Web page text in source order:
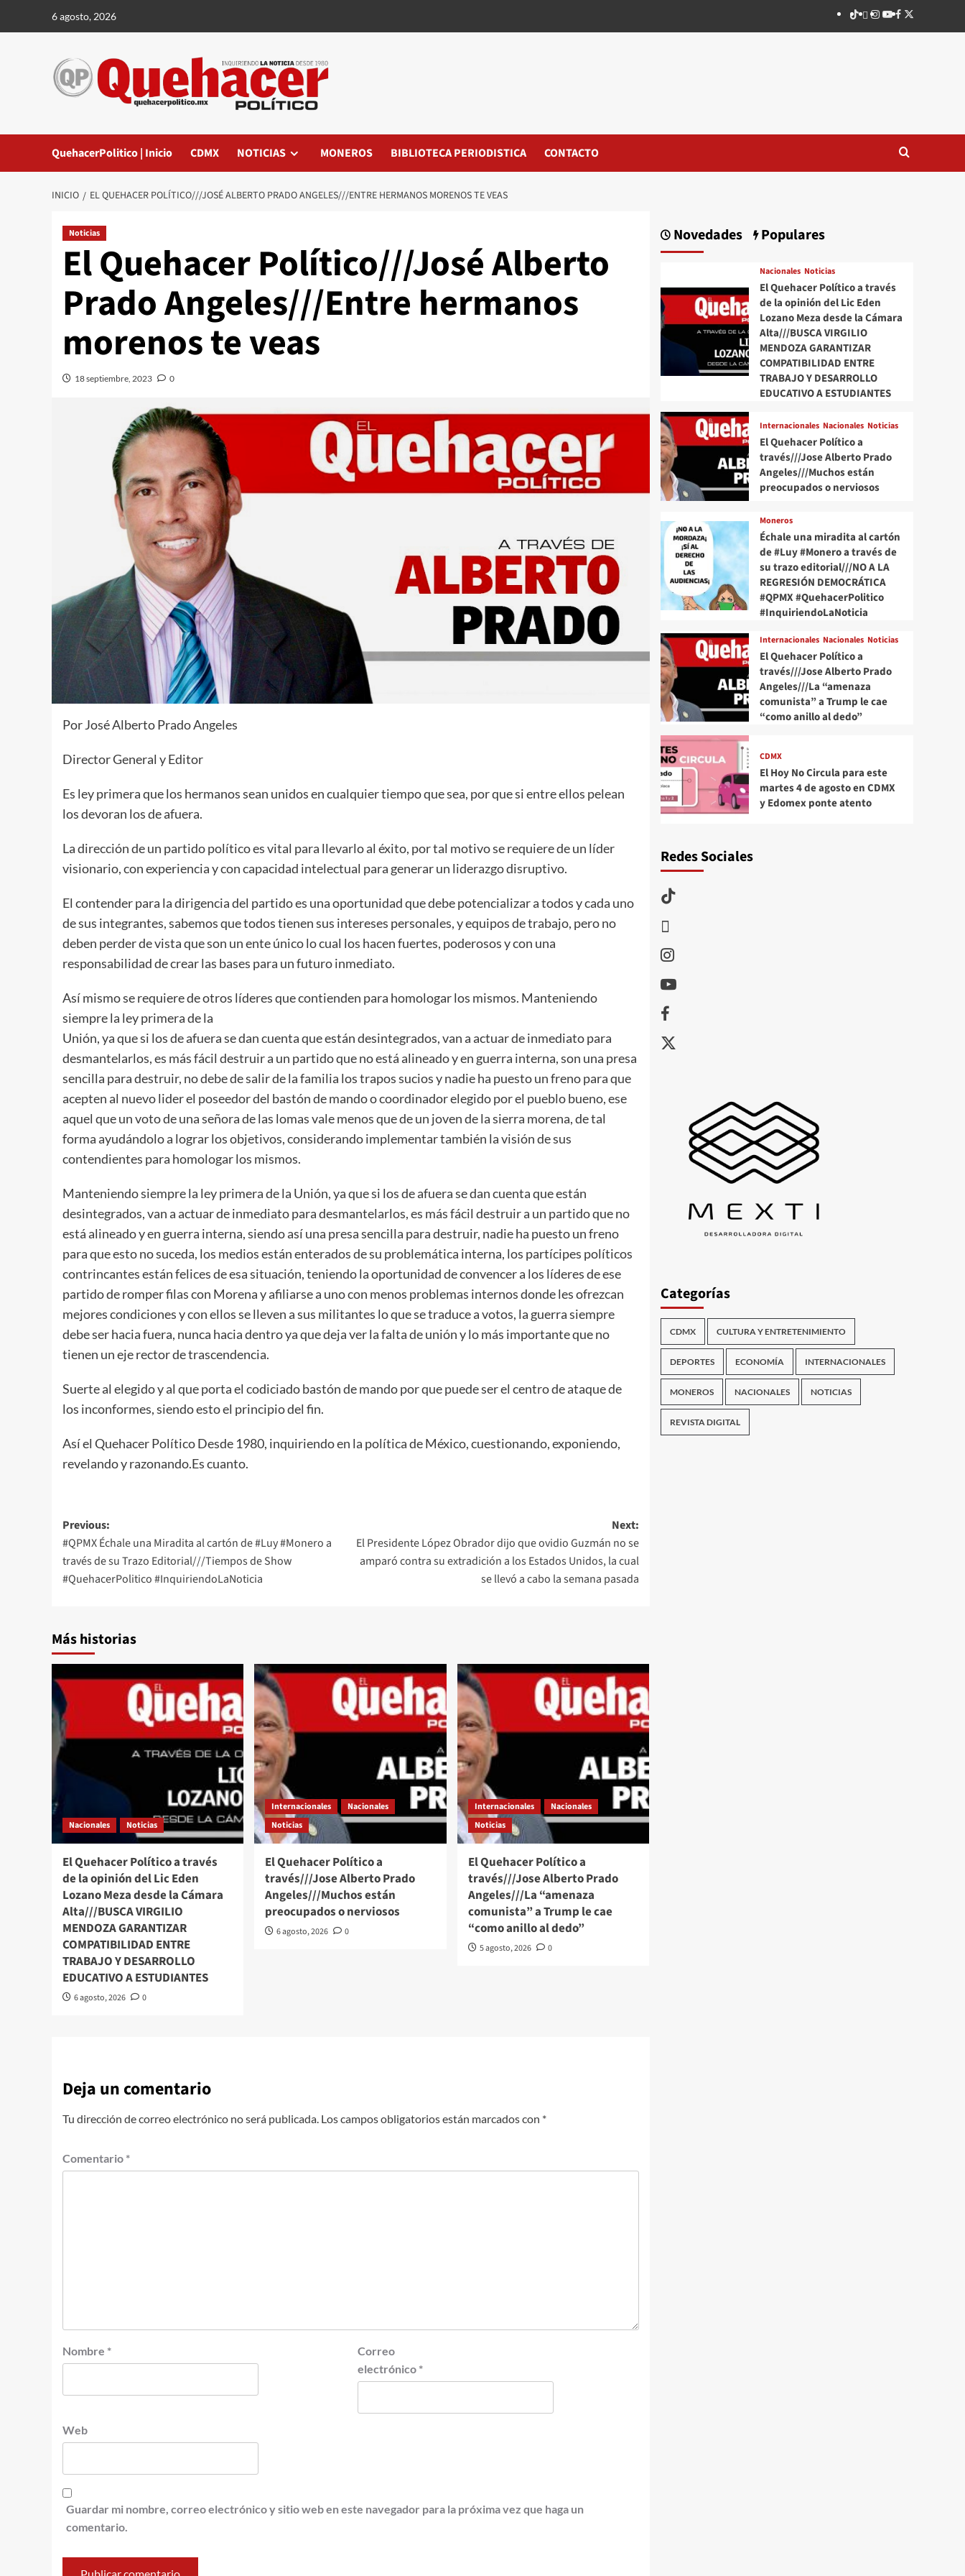
6 agosto, 2026 TikTok
threads
Instagram
Youtube
Facebook
X
QuehacerPolitico | Inicio CDMX NOTICIAS MONEROS BIBLIOTECA PERIODISTICA CONTACTO
INICIO EL QUEHACER POLÍTICO///JOSÉ ALBERTO PRADO ANGELES///ENTRE HERMANOS MORENOS TE VEAS
Noticias
El Quehacer Político///José Alberto
Prado Angeles///Entre hermanos
morenos te veas
18 septiembre, 2023 0
Por José Alberto Prado Angeles
Director General y Editor
Es ley primera que los hermanos sean unidos en cualquier tiempo que sea, por que si entre ellos pelean
los devoran los de afuera.
La dirección de un partido político es vital para llevarlo al éxito, por tal motivo se requiere de un líder
visionario, con experiencia y con capacidad intelectual para generar un liderazgo disruptivo.
El contender para la dirigencia del partido es una oportunidad que debe potencializar a todos y cada uno
de sus integrantes, sabemos que todos tienen sus intereses personales, y equipos de trabajo, pero no
deben perder de vista que son un ente único lo cual los hacen fuertes, poderosos y con una
responsabilidad de crear las bases para un futuro inmediato.
Así mismo se requiere de otros líderes que contienden para homologar los mismos. Manteniendo
siempre la ley primera de la
Unión, ya que si los de afuera se dan cuenta que están desintegrados, van a actuar de inmediato para
desmantelarlos, es más fácil destruir a un partido que no está alineado y en guerra interna, son una presa
sencilla para destruir, no debe de salir de la familia los trapos sucios y nadie ha puesto un freno para que
acepten al nuevo lider el poseedor del bastón de mando o coordinador elegido por el pueblo bueno, ese
aquel que un voto de una señora de las lomas vale menos que de un joven de la sierra morena, de tal
forma ayudándolo a lograr los objetivos, considerando implementar también la visión de sus
contendientes para homologar los mismos.
Manteniendo siempre la ley primera de la Unión, ya que si los de afuera se dan cuenta que están
desintegrados, van a actuar de inmediato para desmantelarlos, es más fácil destruir a un partido que no
está alineado y en guerra interna, siendo así una presa sencilla para destruir, nadie ha puesto un freno
para que esto no suceda, los medios están enterados de su problemática interna, los partícipes políticos
contrincantes están felices de esa situación, teniendo la oportunidad de convencer a los líderes de ese
partido de romper filas con Morena y afiliarse a uno con menos problemas internos donde les ofrezcan
mejores condiciones y con ellos se lleven a sus militantes lo que se traduce a votos, la guerra siempre
debe ser hacia fuera, nunca hacia dentro ya que deja ver la falta de unión y lo más importante que no
tienen un eje rector de trascendencia.
Suerte al elegido y al que porta el codiciado bastón de mando por que puede ser el centro de ataque de
los inconformes, siendo esto el principio del fin.
Así el Quehacer Político Desde 1980, inquiriendo en la política de México, cuestionando, exponiendo,
revelando y razonando.Es cuanto.
Post
navigation
Previous:
#QPMX Échale una Miradita al cartón de #Luy #Monero a
través de su Trazo Editorial///Tiempos de Show
#QuehacerPolitico #InquiriendoLaNoticia
Next:
El Presidente López Obrador dijo que ovidio Guzmán no se
amparó contra su extradición a los Estados Unidos, la cual
se llevó a cabo la semana pasada
Más historias
Nacionales Noticias
El Quehacer Político a través
de la opinión del Lic Eden
Lozano Meza desde la Cámara
Alta///BUSCA VIRGILIO
MENDOZA GARANTIZAR
COMPATIBILIDAD ENTRE
TRABAJO Y DESARROLLO
EDUCATIVO A ESTUDIANTES
6 agosto, 2026 0
Internacionales
Nacionales
Noticias
El Quehacer Político a
través///Jose Alberto Prado
Angeles///Muchos están
preocupados o nerviosos
6 agosto, 2026 0
Internacionales
Nacionales
Noticias
El Quehacer Político a
través///Jose Alberto Prado
Angeles///La “amenaza
comunista” a Trump le cae
“como anillo al dedo”
5 agosto, 2026 0
Deja un comentario
Tu dirección de correo electrónico no será publicada. Los campos obligatorios están marcados con *
Comentario *
Nombre *
Correo
electrónico *
Web
Guardar mi nombre, correo electrónico y sitio web en este navegador para la próxima vez que haga un
comentario.
Novedades Populares
Nacionales Noticias
El Quehacer Político a través
de la opinión del Lic Eden
Lozano Meza desde la Cámara
Alta///BUSCA VIRGILIO
MENDOZA GARANTIZAR
COMPATIBILIDAD ENTRE
TRABAJO Y DESARROLLO
EDUCATIVO A ESTUDIANTES
Internacionales Nacionales Noticias
El Quehacer Político a
través///Jose Alberto Prado
Angeles///Muchos están
preocupados o nerviosos
Moneros
Échale una miradita al cartón
de #Luy #Monero a través de
su trazo editorial///NO A LA
REGRESIÓN DEMOCRÁTICA
#QPMX #QuehacerPolitico
#InquiriendoLaNoticia
Internacionales Nacionales Noticias
El Quehacer Político a
través///Jose Alberto Prado
Angeles///La “amenaza
comunista” a Trump le cae
“como anillo al dedo”
CDMX
El Hoy No Circula para este
martes 4 de agosto en CDMX
y Edomex ponte atento
Redes Sociales
TikTok
Instagram
Youtube
Facebook
X
Categorías
CDMX CULTURA Y ENTRETENIMIENTO
DEPORTES ECONOMÍA INTERNACIONALES
MONEROS NACIONALES NOTICIAS
REVISTA DIGITAL